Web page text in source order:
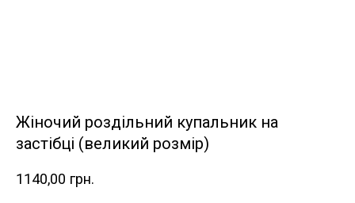
Жіночий роздільний купальник на
застібці (великий розмір)
1140,00 грн.